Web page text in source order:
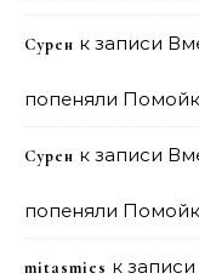
Сурен к записи
попеняли
Сурен к записи
попеняли
mitasmies к записи